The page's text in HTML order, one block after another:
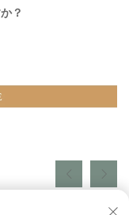
？